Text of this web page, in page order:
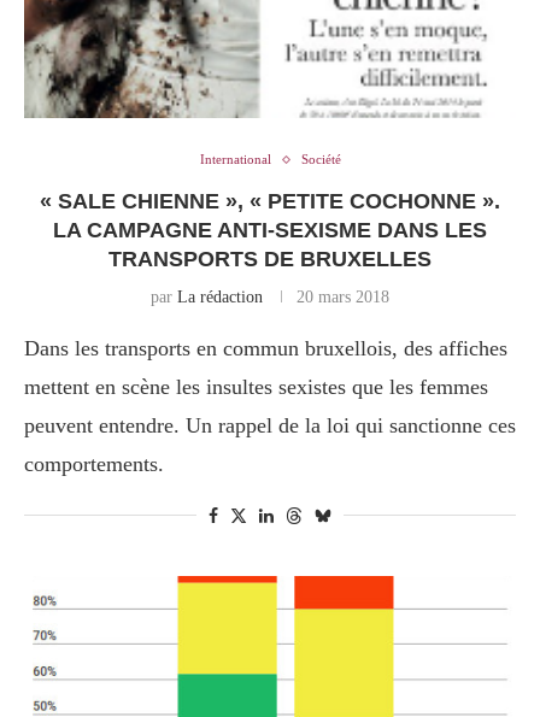
International Société
« SALE CHIENNE », « PETITE COCHONNE ».
LA CAMPAGNE ANTI-SEXISME DANS LES
TRANSPORTS DE BRUXELLES
par La rédaction 20 mars 2018
Dans les transports en commun bruxellois, des affiches
mettent en scène les insultes sexistes que les femmes
peuvent entendre. Un rappel de la loi qui sanctionne ces
comportements.